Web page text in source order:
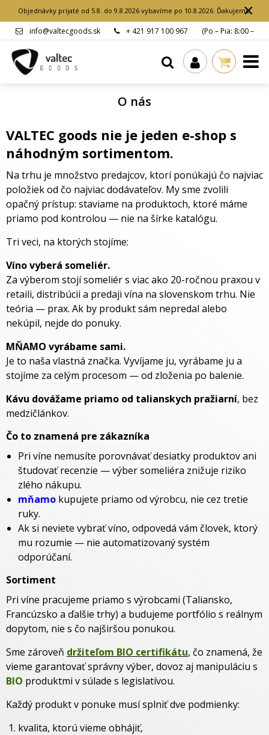
Objednávky prijaté od 5.8. do 9.8.2026 vybavíme po 10.8.2026. Ďakujeme.
×
info@valtecgoods.sk + 421 917 100 967
(Po – Pia: 8:00 –
O nás
VALTEC goods nie je jeden e-shop s
náhodným sortimentom.
Na trhu je množstvo predajcov, ktorí ponúkajú čo najviac
položiek od čo najviac dodávateľov. My sme zvolili
opačný prístup: staviame na produktoch, ktoré máme
priamo pod kontrolou — nie na šírke katalógu.
Tri veci, na ktorých stojíme:
Víno vyberá someliér.
Za výberom stojí someliér s viac ako 20-ročnou praxou v
retaili, distribúcii a predaji vína na slovenskom trhu. Nie
teória — prax. Ak by produkt sám nepredal alebo
nekúpil, nejde do ponuky.
MŇAMO vyrábame sami.
Je to naša vlastná značka. Vyvíjame ju, vyrábame ju a
stojíme za celým procesom — od zloženia po balenie.
Kávu dovážame priamo od talianskych pražiarní, bez
medzičlánkov.
Čo to znamená pre zákazníka
Pri víne nemusíte porovnávať desiatky produktov ani
študovať recenzie — výber someliéra znižuje riziko
zlého nákupu.
mňamo kupujete priamo od výrobcu, nie cez tretie
ruky.
Ak si neviete vybrať víno, odpovedá vám človek, ktorý
mu rozumie — nie automatizovaný systém
odporúčaní.
Sortiment
Pri víne pracujeme priamo s výrobcami (Taliansko,
Francúzsko a ďalšie trhy) a budujeme portfólio s reálnym
dopytom, nie s čo najširšou ponukou.
Sme zároveň držiteľom BIO certifikátu, čo znamená, že
vieme garantovať správny výber, dovoz aj manipuláciu s
BIO produktmi v súlade s legislatívou.
Každý produkt v ponuke musí splniť dve podmienky:
kvalita, ktorú vieme obhájiť,